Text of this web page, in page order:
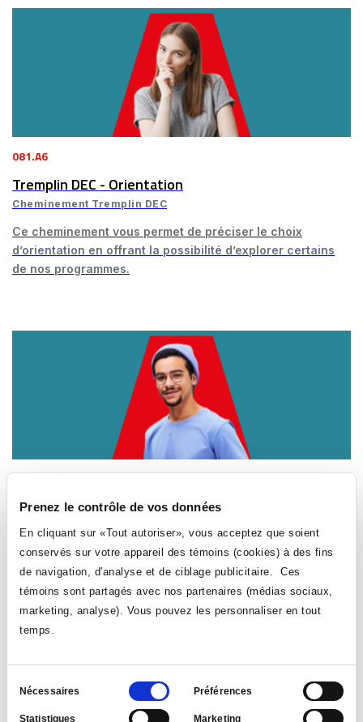
Prenez le contrôle de vos données
En cliquant sur «Tout autoriser», vous acceptez que soient
conservés sur votre appareil des témoins (cookies) à des fins
de navigation, d'analyse et de ciblage publicitaire. Ces
témoins sont partagés avec nos partenaires (médias sociaux,
marketing, analyse). Vous pouvez les personnaliser en tout
temps.
Sélection
Nécessaires Préférences
Statistiques Marketing
081.A6
Tremplin DEC - Orientation
Cheminement Tremplin DEC
Ce cheminement vous permet de préciser le choix
d’orientation en offrant la possibilité d’explorer certains
de nos programmes.
081.B6
Tremplin DEC - Mise à niveau
Cheminement Tremplin DEC
Ce cheminement vous permet de préciser votre choix
d’études en vous offrant la possibilité d’obtenir les
préalables pour faire une demande dans le programme de
votre choix.